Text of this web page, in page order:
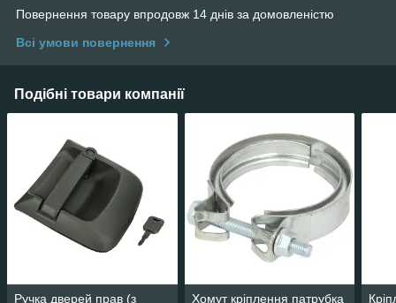
Повернення товару впродовж 14 днів за домовленістю
Всі умови повернення
Подібні товари компанії
Ручка дверей прав (з
Хомут кріплення патрубка